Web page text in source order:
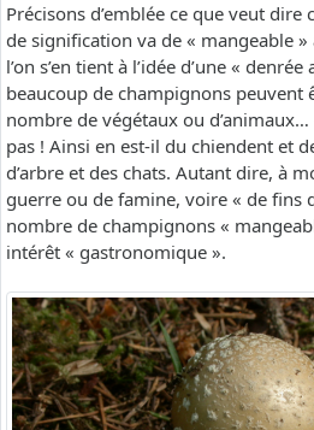
Précisons d’emblée ce que veut dire
de signification va de « mangeable
l’on s’en tient à l’idée d’une «
beaucoup de champignons peuvent
nombre de végétaux ou
pas ! Ainsi en est-il du chiendent et
d’arbre et des chats. Autant dire, à
guerre ou de famine, voire « de fins
nombre de champignons «
intérêt « gastronomique ».